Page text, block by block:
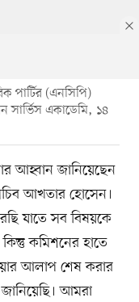
পার্টির (এনসিপি)
সার্ভিস একাডেমি, ১৪
আহ্বান জানিয়েছেন
আখতার হোসেন।
যাতে সব বিষয়কে
কমিশনের হাতে
আলাপ শেষ করার
আমরা